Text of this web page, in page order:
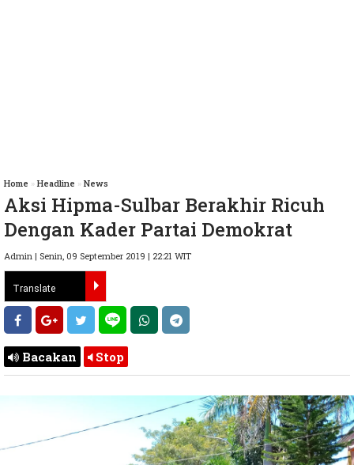
Home » Headline » News
Aksi Hipma-Sulbar Berakhir Ricuh
Dengan Kader Partai Demokrat
Admin | Senin, 09 September 2019 | 22:21 WIT
Bacakan Stop